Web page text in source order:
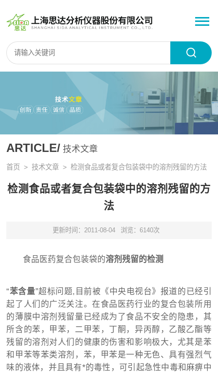
ARTICLE/ 技术文章
首页 >技术文章 > 检测食品或者复合包装袋中的溶剂残留的方法
检测食品或者复合包装袋中的溶剂残留的方
法
更新时间：2011-08-04 浏览：6140次
食品医药复合包装袋的溶剂残留的检测
“苯含量”超标问题,目前被《中央电视台》报道的已经引
起了人们的广泛关注。在食品医药行业的复合包装所用
的薄膜中溶剂残留量已经成为了食品不安全的隐患，其
所含的苯，甲苯，二甲苯，丁酮，异丙醇，乙酸乙酯等
残留的溶剂对人们的健康的伤害和影响极大，尤其是苯
和甲苯等苯类溶剂，苯，甲苯是一种无色、具有强烈气
味的液体，并且具有*的毒性，可引起急性中毒和麻痹中